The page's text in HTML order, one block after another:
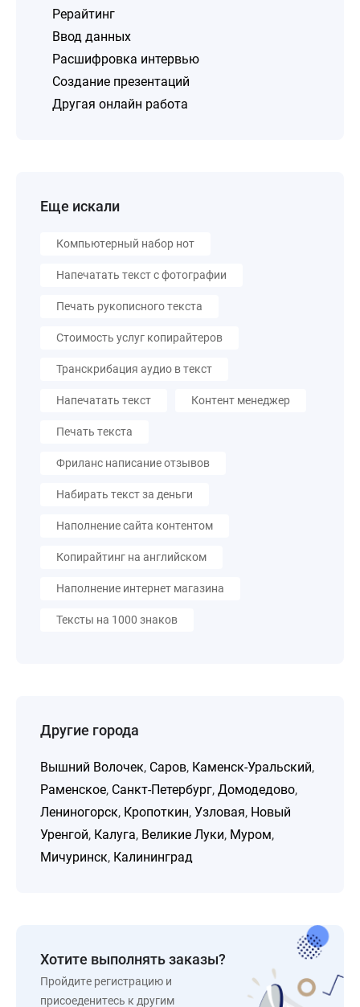
Рерайтинг
Ввод данных
Расшифровка интервью
Создание презентаций
Другая онлайн работа
Еще искали
Компьютерный набор нот
Напечатать текст с фотографии
Печать рукописного текста
Стоимость услуг копирайтеров
Транскрибация аудио в текст
Напечатать текст Контент менеджер
Печать текста
Фриланс написание отзывов
Набирать текст за деньги
Наполнение сайта контентом
Копирайтинг на английском
Наполнение интернет магазина
Тексты на 1000 знаков
Другие города
Вышний Волочек, Саров, Каменск-Уральский,
Раменское, Санкт-Петербург, Домодедово,
Лениногорск, Кропоткин, Узловая, Новый
Уренгой, Калуга, Великие Луки, Муром,
Мичуринск, Калининград
Хотите выполнять заказы?
Пройдите регистрацию и
присоеденитесь к другим